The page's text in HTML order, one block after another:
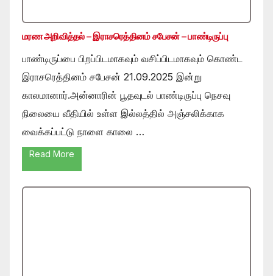
மரண அறிவித்தல் – இராசரெத்தினம் சபேசன் – பாண்டிருப்பு
பாண்டிருப்பை பிறப்பிடமாகவும் வசிப்பிடமாகவும் கொண்ட
இராசரெத்தினம் சபேசன் 21.09.2025 இன்று
காலமானார்.அன்னாரின் பூதவுடல் பாண்டிருப்பு நெசவு
நிலையை வீதியில் உள்ள இல்லத்தில் அஞ்சலிக்காக
வைக்கப்பட்டு நாளை காலை …
Read More